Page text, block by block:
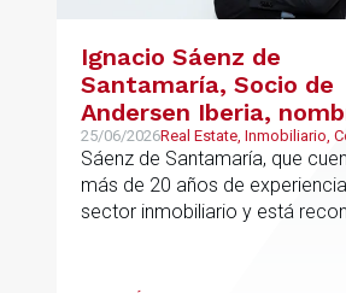
Ignacio Sáenz de
Santamaría, Socio de
Andersen Iberia,
director europeo de
Inmobiliario de
25/06/2026Real Estate, Inmobiliario,
y Urbanismo
Sáenz de Santamaría, que
más de 20 años de
sector inmobiliario y está